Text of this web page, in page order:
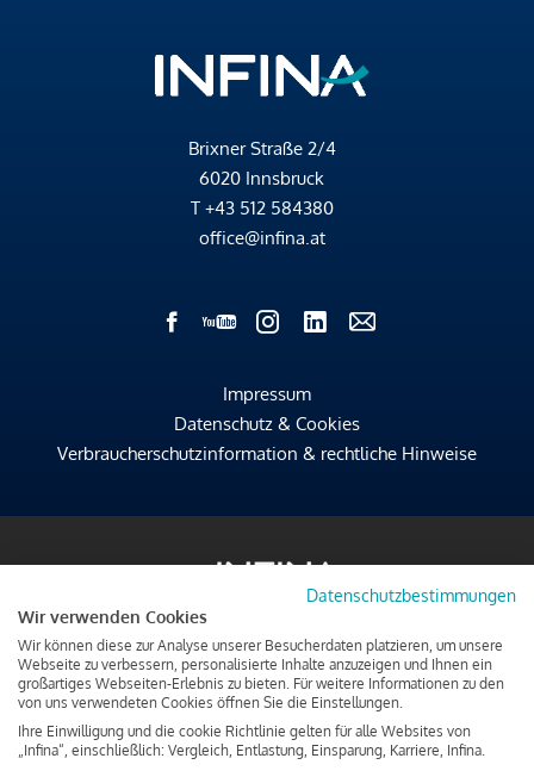
Brixner Straße 2/4
6020 Innsbruck
T +43 512 584380
office@infina.at
Impressum
Datenschutz & Cookies
Verbraucherschutzinformation & rechtliche Hinweise
Datenschutzbestimmungen
Wir verwenden Cookies
Wir können diese zur Analyse unserer Besucherdaten platzieren, um unsere
Webseite zu verbessern, personalisierte Inhalte anzuzeigen und Ihnen ein
großartiges Webseiten-Erlebnis zu bieten. Für weitere Informationen zu den
von uns verwendeten Cookies öffnen Sie die Einstellungen.
Ihre Einwilligung und die cookie Richtlinie gelten für alle Websites von
„Infina“, einschließlich: Vergleich, Entlastung, Einsparung, Karriere, Infina.